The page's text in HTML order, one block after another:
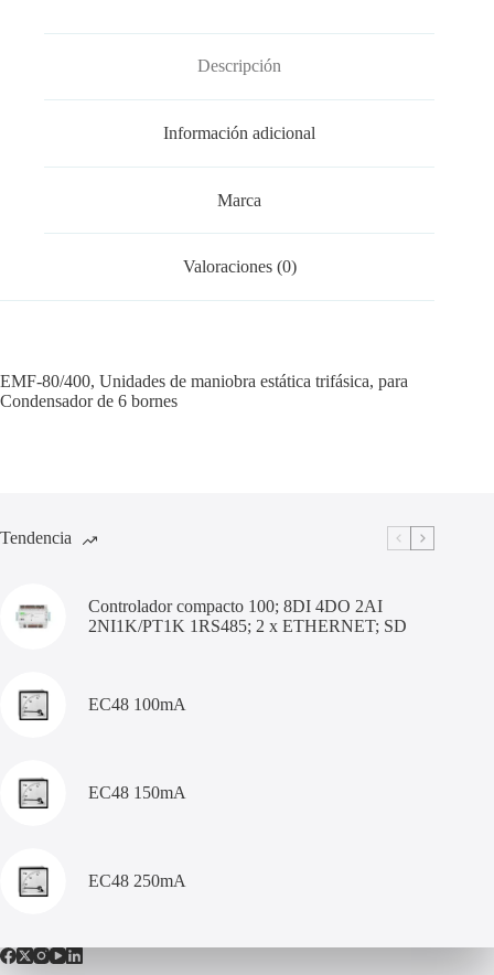
In
pa
rti
r
Descripción
Información adicional
Marca
Valoraciones (0)
EMF-80/400, Unidades de maniobra estática trifásica, para
Condensador de 6 bornes
Tendencia
Controlador compacto 100; 8DI 4DO 2AI
2NI1K/PT1K 1RS485; 2 x ETHERNET; SD
EC48 100mA
EC48 150mA
EC48 250mA